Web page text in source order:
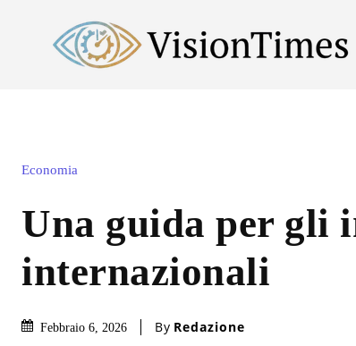
Economia
Una guida per gli
internazionali
Febbraio 6, 2026 By Redazione